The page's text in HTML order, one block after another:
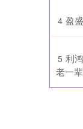
4 盈
5 利
老一